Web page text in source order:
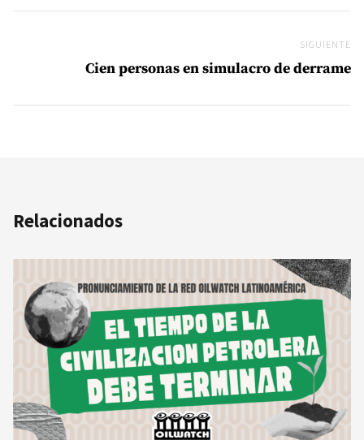
SIGUIENTE
Cien personas en simulacro de derrame
Relacionados